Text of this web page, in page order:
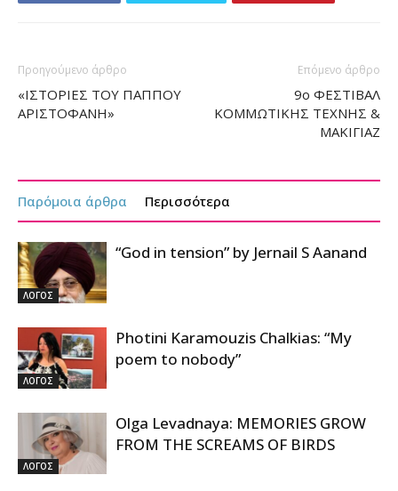
Προηγούμενο άρθρο
«ΙΣΤΟΡΙΕΣ ΤΟΥ ΠΑΠΠΟΥ
ΑΡΙΣΤΟΦΑΝΗ»
Επόμενο άρθρο
9ο ΦΕΣΤΙΒΑΛ
ΚΟΜΜΩΤΙΚΗΣ ΤΕΧΝΗΣ &
ΜΑΚΙΓΙΑΖ
Παρόμοια άρθρα Περισσότερα
ΛΟΓΟΣ
“God in tension” by Jernail S Aanand
ΛΟΓΟΣ
Photini Karamouzis Chalkias: “My
poem to nobody”
ΛΟΓΟΣ
Olga Levadnaya: MEMORIES GROW
FROM THE SCREAMS OF BIRDS